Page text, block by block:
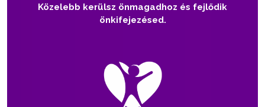
Közelebb kerülsz önmagadhoz és fejlődik
önkifejezésed.